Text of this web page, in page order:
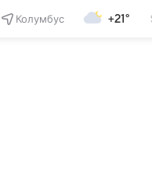
Колумбус +21°